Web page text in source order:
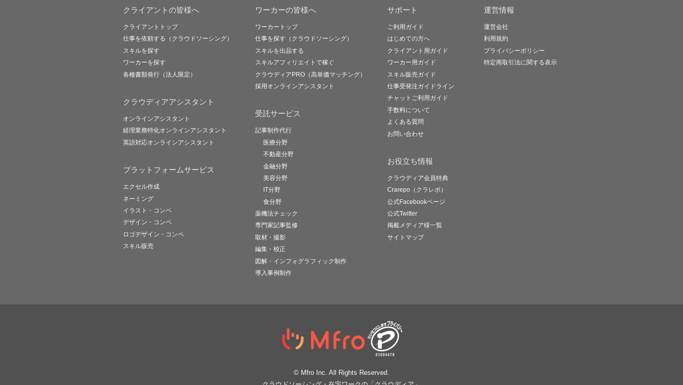
クライアントの皆様へ
クライアントトップ
仕事を依頼する（クラウドソーシング）
スキルを探す
ワーカーを探す
各種書類発行（法人限定）
クラウディアアシスタント
オンラインアシスタント
経理業務特化オンラインアシスタント
英語対応オンラインアシスタント
プラットフォームサービス
エクセル作成
ネーミング
イラスト・コンペ
デザイン・コンペ
ロゴデザイン・コンペ
スキル販売
ワーカーの皆様へ
ワーカートップ
仕事を探す（クラウドソーシング）
スキルを出品する
スキルアフィリエイトで稼ぐ
クラウディアPRO（高単価マッチング）
採用オンラインアシスタント
受託サービス
記事制作代行
医療分野
不動産分野
金融分野
美容分野
IT分野
食分野
薬機法チェック
専門家記事監修
取材・撮影
編集・校正
図解・インフォグラフィック制作
導入事例制作
サポート
ご利用ガイド
はじめての方へ
クライアント用ガイド
ワーカー用ガイド
スキル販売ガイド
仕事受発注ガイドライン
チャットご利用ガイド
手数料について
よくある質問
お問い合わせ
お役立ち情報
クラウディア会員特典
Crarepo（クラレポ）
公式Facebookページ
公式Twitter
掲載メディア様一覧
サイトマップ
運営情報
運営会社
利用規約
プライバシーポリシー
特定商取引法に関する表示
© Mfro Inc. All Rights Reserved.